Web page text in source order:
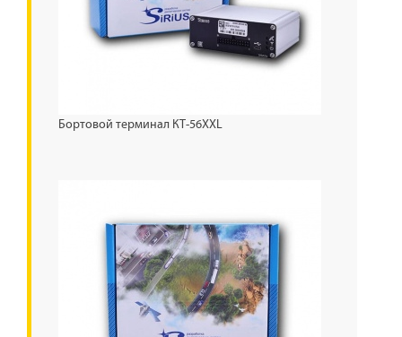
Бортовой терминал КТ-56XXL